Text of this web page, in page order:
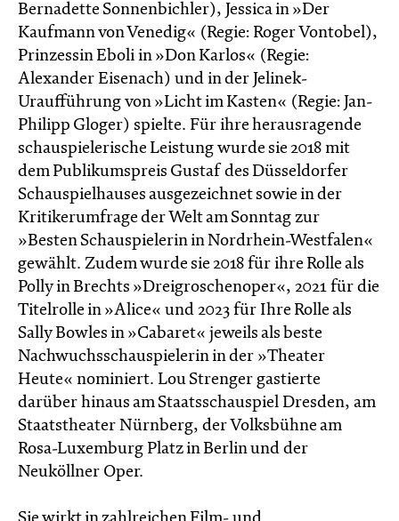
Bernadette Sonnenbichler), Jessica in »Der
Kaufmann von Venedig« (Regie: Roger Vontobel),
Prinzessin Eboli in »Don Karlos« (Regie:
Alexander Eisenach) und in der Jelinek-
Uraufführung von »Licht im Kasten« (Regie: Jan-
Philipp Gloger) spielte. Für ihre herausragende
schauspielerische Leistung wurde sie 2018 mit
dem Publikumspreis Gustaf des Düsseldorfer
Schauspielhauses ausgezeichnet sowie in der
Kritikerumfrage der Welt am Sonntag zur
»Besten Schauspielerin in Nordrhein-Westfalen«
gewählt. Zudem wurde sie 2018 für ihre Rolle als
Polly in Brechts »Dreigroschenoper«, 2021 für die
Titelrolle in »Alice« und 2023 für Ihre Rolle als
Sally Bowles in »Cabaret« jeweils als beste
Nachwuchsschauspielerin in der »Theater
Heute« nominiert. Lou Strenger gastierte
darüber hinaus am Staatsschauspiel Dresden, am
Staatstheater Nürnberg, der Volksbühne am
Rosa-Luxemburg Platz in Berlin und der
Neuköllner Oper.